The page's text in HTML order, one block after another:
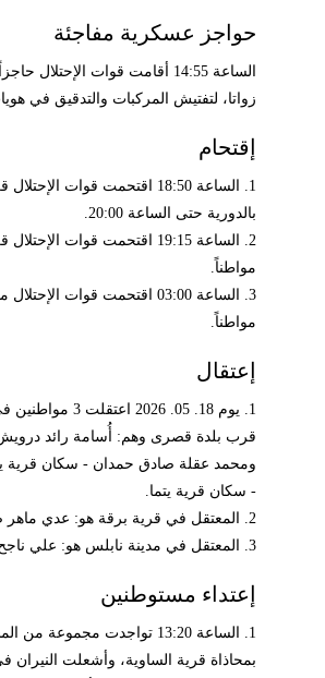
حواجز عسكرية مفاجئة
الساعة 14:55 أقامت قوات
زواتا، لتفتيش المركبات والتدقيق في
إقتحام
1. الساعة 18:50 اقتحمت قوات
بالدورية حتى الساعة 20:00.
2. الساعة 19:15 اقتحمت قوات
مواطناً.
3. الساعة 03:00 اقتحمت قوات
مواطناً.
إعتقال
1. يوم 18. 05. 2026
قرب بلدة قصرى وهم: أُسامة رائد
ومحمد عقلة صادق حمدان - سكان قرية
- سكان قرية يتما.
2. المعتقل في قرية برقة هو: عدي ماهر صلاح.
3. المعتقل في مدينة نابلس هو: علي ناجح الصفدي.
إعتداء مستوطنين
بمحاذاة قرية الساوية، وأشعلت النيران